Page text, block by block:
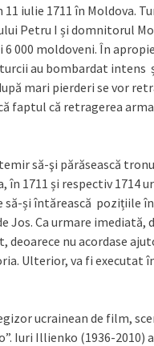
iulie 1711 în Moldova.
Petru I și domnitorul
6 000 moldoveni. În
au bombardat intens
mari pierderi se vor
faptul că retragerea
să-şi părăsească
în 1711 și respectiv 1714
și întărească pozițiile
Jos. Ca urmare
deoarece nu acordase
Ulterior, va fi executat
ucrainean de film,
Iuri Illienko (1936-